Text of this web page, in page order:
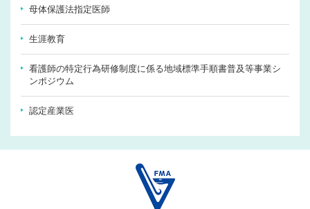
母体保護法指定医師
生涯教育
看護師の特定行為研修制度に係る地域標準手順書普及等事業シ
ンポジウム
認定産業医